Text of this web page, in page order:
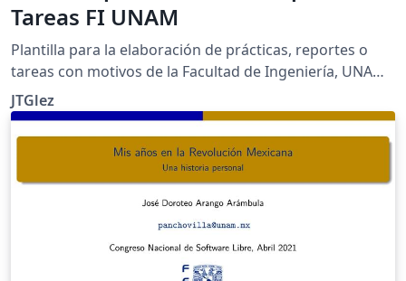
Tareas FI UNAM
Plantilla para la elaboración de prácticas, reportes o
tareas con motivos de la Facultad de Ingeniería, UNAM.
¡Siéntete libre de modificarla a tus necesidades!
JTGlez